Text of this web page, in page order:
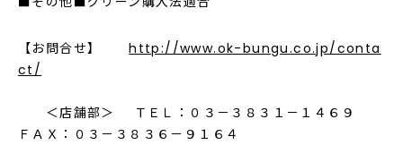
【お問合せ】http://www.ok-bungu.co.jp/conta
ct/
＜店舗部＞ ＴＥＬ：０３－３８３１－１４６９
ＦＡＸ：０３－３８３６－９１６４